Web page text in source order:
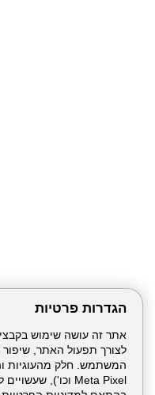
הגדרות פרטיות
לצורך תפעול האתר,